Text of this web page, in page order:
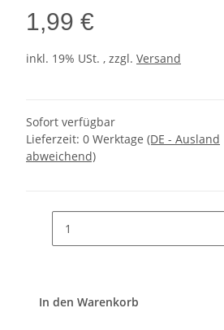
1,99 €
inkl. 19% USt. , zzgl. Versand
Sofort verfügbar
Lieferzeit: 0 Werktage (DE - Ausland
abweichend)
In den Warenkorb